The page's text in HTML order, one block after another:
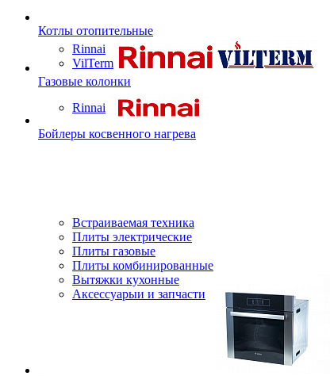
Котлы отопительные
Rinnai
VilTerm
Газовые колонки
Rinnai
Бойлеры косвенного нагрева
Встраиваемая техника
Плиты электрические
Плиты газовые
Плиты комбинированные
Вытяжки кухонные
Аксессуарыи и запчасти